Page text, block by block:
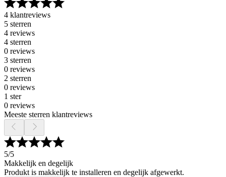
4 klantreviews
5 sterren
4 reviews
4 sterren
0 reviews
3 sterren
0 reviews
2 sterren
0 reviews
1 ster
0 reviews
Meeste sterren klantreviews
5/5
Makkelijk en degelijk
Produkt is makkelijk te installeren en degelijk afgewerkt.